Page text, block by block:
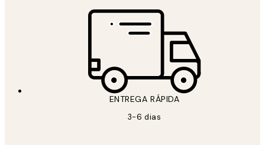
ENTREGA RÁPIDA
3-6 dias